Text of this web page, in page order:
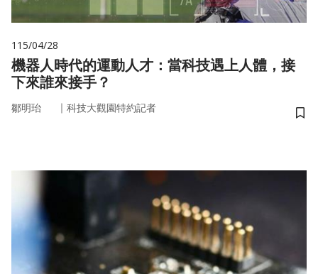
115/04/28
機器人時代的運動人才：當科技遇上人體，接
下來誰來接手？
鄒明珆 ｜ 科技大觀園特約記者
儲